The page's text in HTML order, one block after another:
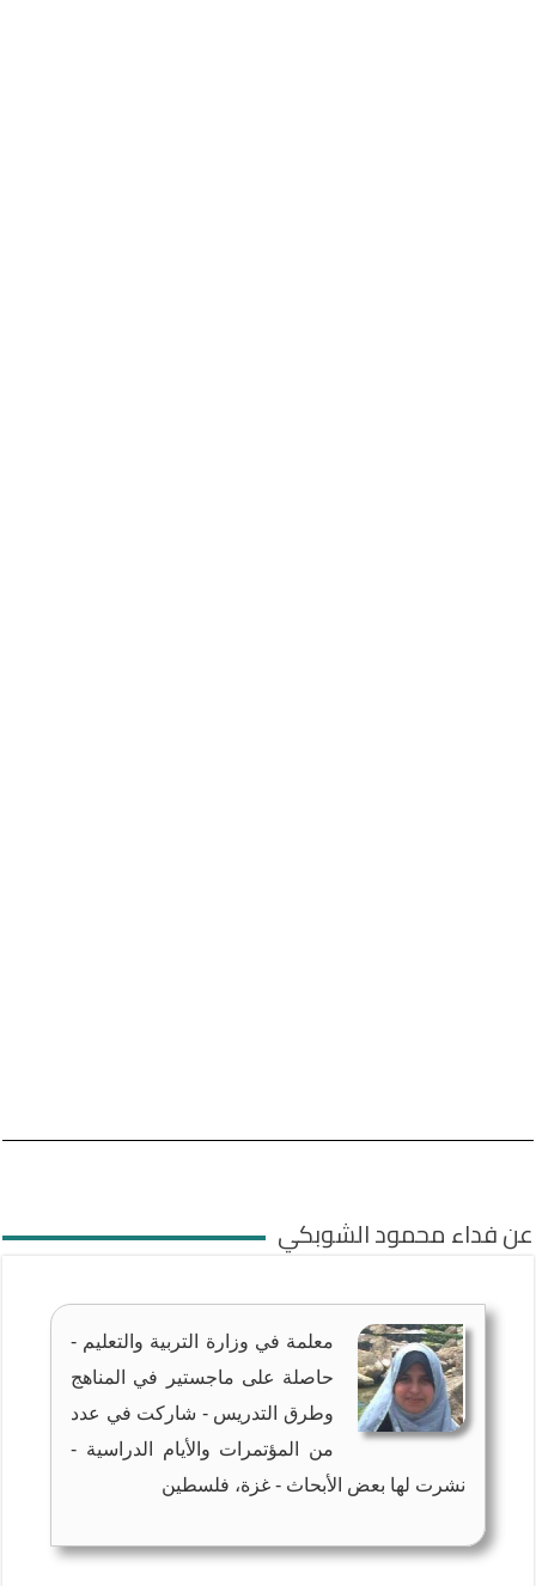
عن فداء محمود الشوبكي
معلمة في وزارة التربية والتعليم -
حاصلة على ماجستير في المناهج
وطرق التدريس - شاركت في عدد
من المؤتمرات والأيام الدراسية -
نشرت لها بعض الأبحاث - غزة، فلسطين